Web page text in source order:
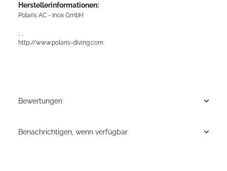
Herstellerinformationen:
Polaris AC - Inox GmbH
http://www.polaris-diving.com
Bewertungen
Benachrichtigen, wenn verfügbar